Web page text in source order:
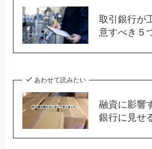
取引銀行が
意すべき５
あわせて読みたい
融資に影響
銀行に見せ